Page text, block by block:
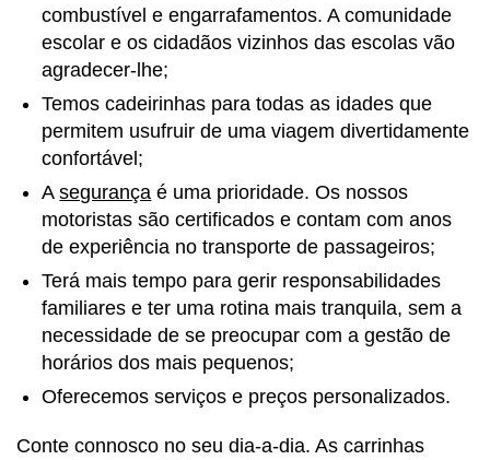
combustível e engarrafamentos. A comunidade
escolar e os cidadãos vizinhos das escolas vão
agradecer-lhe;
Temos cadeirinhas para todas as idades que
permitem usufruir de uma viagem divertidamente
confortável;
Asegurança é uma prioridade. Os nossos
motoristas são certificados e contam com anos
de experiência no transporte de passageiros;
Terá mais tempo para gerir responsabilidades
familiares e ter uma rotina mais tranquila, sem a
necessidade de se preocupar com a gestão de
horários dos mais pequenos;
Oferecemos serviços e preços personalizados.
Conte connosco no seu dia-a-dia. As carrinhas